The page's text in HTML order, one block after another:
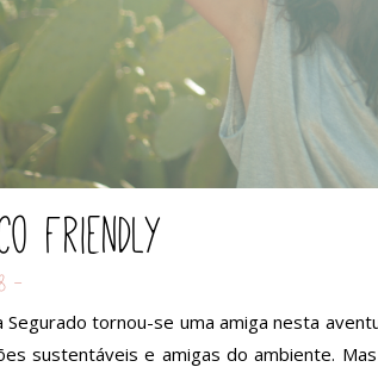
Friendly
-
Segurado tornou-se uma amiga nesta
sustentáveis e amigas do ambiente.